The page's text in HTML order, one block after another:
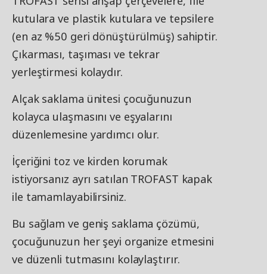
kutulara ve plastik kutulara ve tepsilere
(en az %50 geri dönüştürülmüş) sahiptir.
Çıkarması, taşıması ve tekrar
yerleştirmesi kolaydır.
Alçak saklama ünitesi çocuğunuzun
kolayca ulaşmasını ve eşyalarını
düzenlemesine yardımcı olur.
İçeriğini toz ve kirden korumak
istiyorsanız ayrı satılan TROFAST kapak
ile tamamlayabilirsiniz.
Bu sağlam ve geniş saklama çözümü,
çocuğunuzun her şeyi organize etmesini
ve düzenli tutmasını kolaylaştırır.